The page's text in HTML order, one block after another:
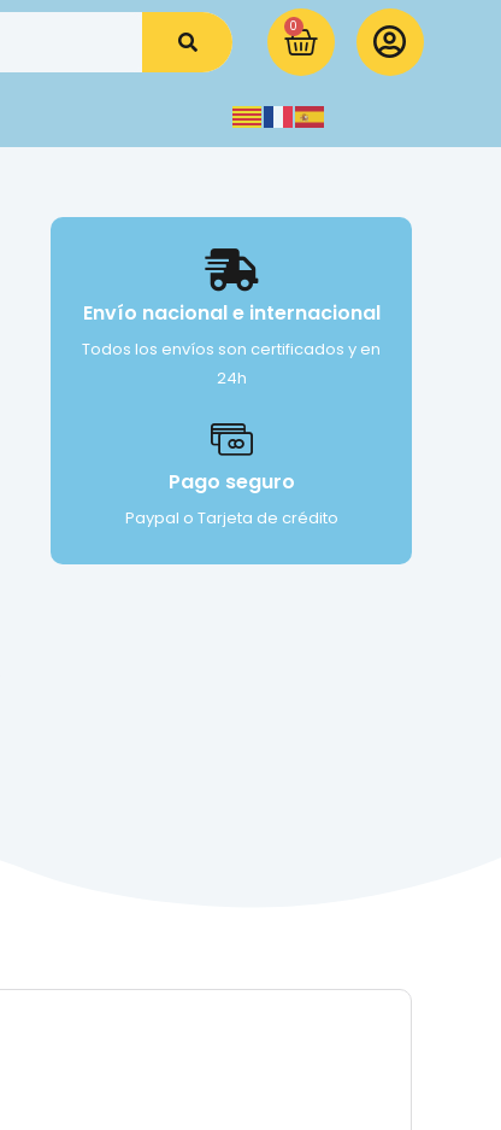
0
Envío nacional e internacional
Todos los envíos son certificados y en
24h
Pago seguro
Paypal o Tarjeta de crédito